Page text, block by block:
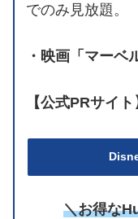
でのみ見放題。
・映画「マーベ
【公式PRサイト
＼お得な